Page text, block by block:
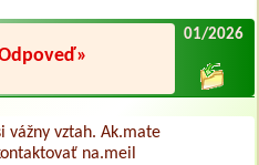
01/2026
vážny vztah. Ak.mate
na.meil